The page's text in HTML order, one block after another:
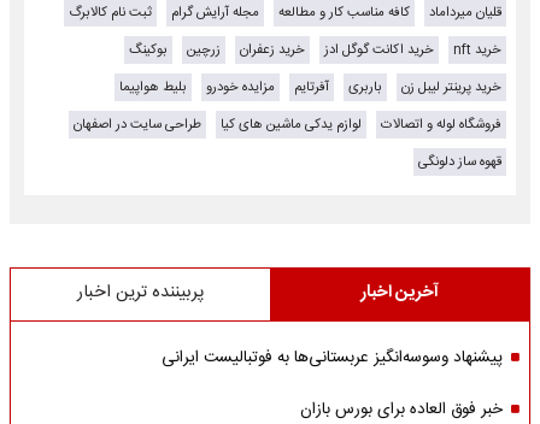
قلیان میرداماد
کافه مناسب کار و مطالعه مجله آرایش گرام
ثبت نام کالابرگ
خرید nft
خرید اکانت گوگل ادز خرید زعفران زرچین
بوکینگ
خرید پرینتر لیبل زن
باربری آفرتایم مزایده خودرو
بلیط هواپیما
فروشگاه لوله و اتصالات
لوازم یدکی ماشین های کیا
طراحی سایت در اصفهان
قهوه ساز دلونگی
آخرین اخبار پربیننده ترین اخبار
پیشنهاد وسوسه‌انگیز عربستانی‌ها به فوتبالیست ایرانی
خبر فوق العاده برای بورس بازان